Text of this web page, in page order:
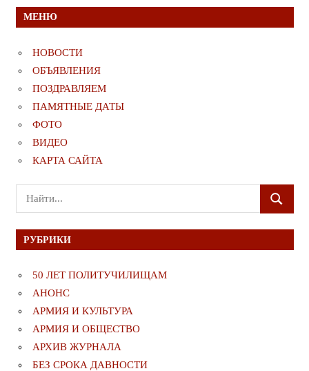
МЕНЮ
НОВОСТИ
ОБЪЯВЛЕНИЯ
ПОЗДРАВЛЯЕМ
ПАМЯТНЫЕ ДАТЫ
ФОТО
ВИДЕО
КАРТА САЙТА
Поиск
для:
ПОИСК
РУБРИКИ
50 ЛЕТ ПОЛИТУЧИЛИЩАМ
АНОНС
АРМИЯ И КУЛЬТУРА
АРМИЯ И ОБЩЕСТВО
АРХИВ ЖУРНАЛА
БЕЗ СРОКА ДАВНОСТИ